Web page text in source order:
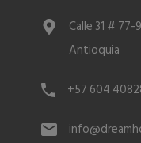
Calle 31 #
Antioquia
+57 604